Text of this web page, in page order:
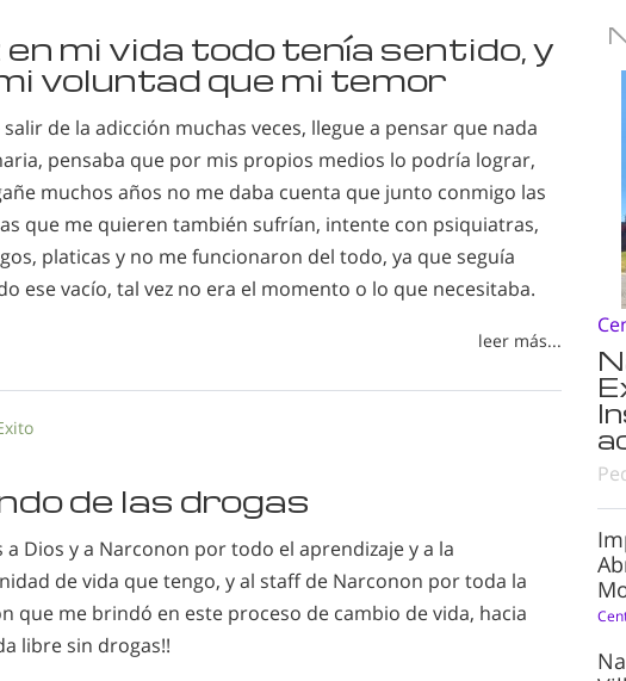
mi vida todo tenía sentido, y
voluntad que mi temor
de la adicción muchas veces, llegue a pensar que nada
pensaba que por mis propios medios lo podría lograr,
muchos años no me daba cuenta que junto conmigo las
que me quieren también sufrían, intente con psiquiatras,
platicas y no me funcionaron del todo, ya que seguía
ese vacío, tal vez no era el momento o lo que necesitaba.
leer más...
de las drogas
a Dios y a Narconon por todo el aprendizaje y a la
de vida que tengo, y al staff de Narconon por toda la
que me brindó en este proceso de cambio de vida, hacia
libre sin drogas!!